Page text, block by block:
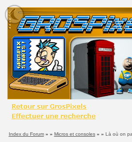
Index du Forum» » Micros et consoles» » Là où on